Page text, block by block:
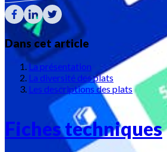
Dans cet article
La présentation
La diversité des plats
Les descriptions des plats
Fiches techniques